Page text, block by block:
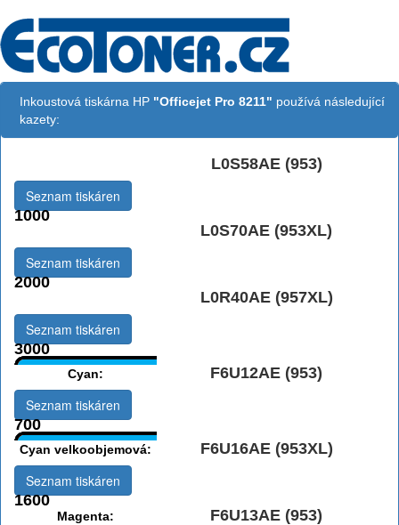
Inkoustová tiskárna HP "Officejet Pro 8211" používá následující
kazety:
L0S58AE (953)
1000
Seznam tiskáren
L0S70AE (953XL)
2000
Seznam tiskáren
L0R40AE (957XL)
3000
Seznam tiskáren
Cyan: F6U12AE (953)
700
Seznam tiskáren
Cyan velkoobjemová: F6U16AE (953XL)
1600
Seznam tiskáren
Magenta: F6U13AE (953)